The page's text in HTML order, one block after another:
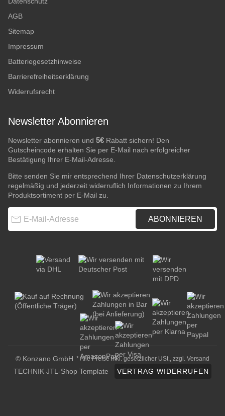
AGB
Sitemap
Impressum
Batteriegesetzhinweise
Barrierefreiheitserklärung
Widerrufsrecht
Newsletter Abonnieren
Newsletter abonnieren und 5€ Rabatt sichern! Den
Gutscheincode erhalten Sie per E-Mail nach erfolgreicher
Bestätigung Ihrer E-Mail-Adresse.
Bitte senden Sie mir entsprechend Ihrer Datenschutzerklärung
regelmäßig und jederzeit widerruflich Informationen zu Ihrem
Produktsortiment per E-Mail zu.
ABONNIEREN
© Konzano GmbH * Alle Preise inkl. gesetzlicher USt., zzgl. Versand
TECHNIK JTL-Shop Template VERTRAG WIDERRUFEN